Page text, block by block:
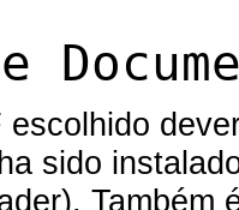
sido
). Também